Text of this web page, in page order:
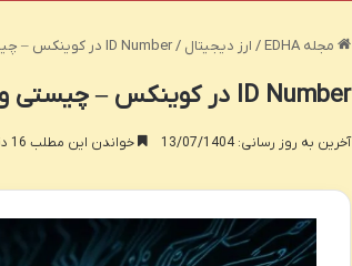
مجله EDHA / ارز دیجیتال / ID Number در کوینکس – چیستی و راهنمای کامل
ID Number در کوینکس – چیستی و راهنمای کامل
آخرین به روز رسانی: 13/07/1404 خواندن این مطلب 16 دقیقه زمان میبرد